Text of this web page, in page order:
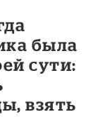
была
сути:
взять